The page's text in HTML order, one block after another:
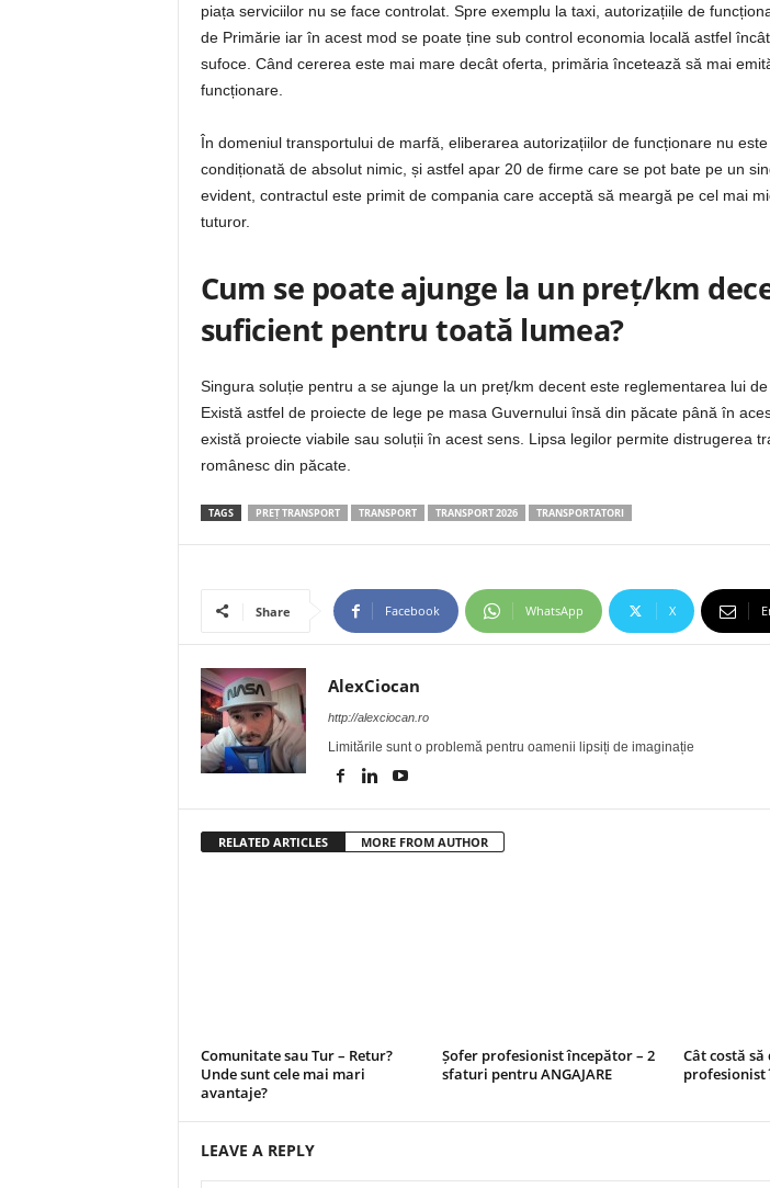
piața serviciilor nu se face controlat. Spre exemplu la taxi, autorizațiile de
de Primărie iar în acest mod se poate ține sub control economia locală astfel
sufoce. Când cererea este mai mare decât oferta, primăria încetează să mai
funcționare.
În domeniul transportului de marfă, eliberarea autorizațiilor de funcționare nu
condiționată de absolut nimic, și astfel apar 20 de firme care se pot bate pe un
evident, contractul este primit de compania care acceptă să meargă pe cel mai
tuturor.
Cum se poate ajunge la un preț/km
suficient pentru toată lumea?
Singura soluție pentru a se ajunge la un preț/km decent este reglementarea lui de
Există astfel de proiecte de lege pe masa Guvernului însă din păcate până în
există proiecte viabile sau soluții în acest sens. Lipsa legilor permite distrugerea
românesc din păcate.
TAGS PREȚ TRANSPORT TRANSPORT TRANSPORT 2026 TRANSPORTATORI
Share Facebook WhatsApp X
AlexCiocan
http://alexciocan.ro
Limitările sunt o problemă pentru oamenii lipsiți de imaginație
RELATED ARTICLES MORE FROM AUTHOR
Comunitate sau Tur – Retur?
Unde sunt cele mai mari
avantaje?
Șofer profesionist începător – 2
sfaturi pentru ANGAJARE
Cât costă
profesionist
LEAVE A REPLY